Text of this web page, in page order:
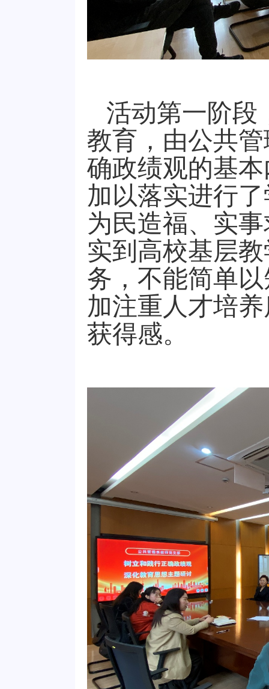
活动第一阶段
教育 ， 由公共
确政绩观的基
加以落实进行
为民造福、实
实到高校基层
务，不能简单
加注重人才培
获得感。